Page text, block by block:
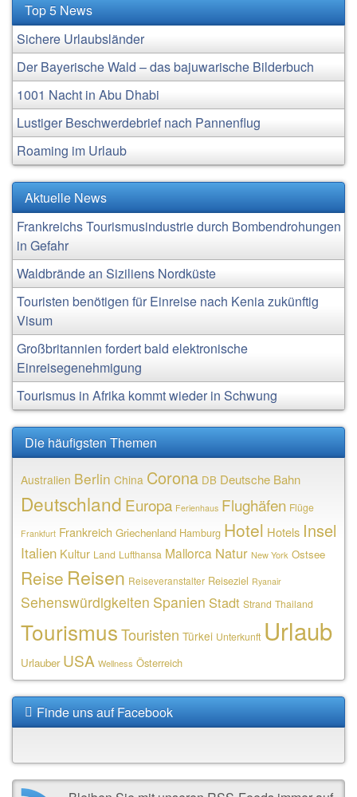
Top 5 News
Sichere Urlaubsländer
Der Bayerische Wald – das bajuwarische Bilderbuch
1001 Nacht in Abu Dhabi
Lustiger Beschwerdebrief nach Pannenflug
Roaming im Urlaub
Aktuelle News
Frankreichs Tourismusindustrie durch Bombendrohungen
in Gefahr
Waldbrände an Siziliens Nordküste
Touristen benötigen für Einreise nach Kenia zukünftig
Visum
Großbritannien fordert bald elektronische
Einreisegenehmigung
Tourismus in Afrika kommt wieder in Schwung
Die häufigsten Themen
Australien Berlin China Corona DB Deutsche Bahn
Deutschland Europa Ferienhaus Flughäfen Flüge
Frankfurt Frankreich Griechenland Hamburg Hotel Hotels Insel
Italien Kultur Land Lufthansa Mallorca Natur New York Ostsee
Reise Reisen Reiseveranstalter Reiseziel Ryanair
Sehenswürdigkeiten Spanien Stadt Strand Thailand
TourismusTouristen Türkei Unterkunft Urlaub
Urlauber USA Wellness Österreich
Finde uns auf Facebook